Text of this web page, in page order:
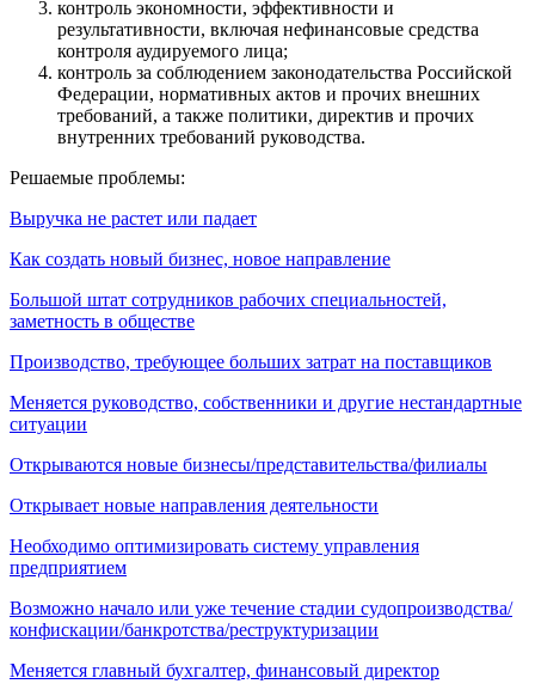
контроль экономности, эффективности и
результативности, включая нефинансовые средства
контроля аудируемого лица;
контроль за соблюдением законодательства Российской
Федерации, нормативных актов и прочих внешних
требований, а также политики, директив и прочих
внутренних требований руководства.
Решаемые проблемы:
Выручка не растет или падает
Как создать новый бизнес, новое направление
Большой штат сотрудников рабочих специальностей,
заметность в обществе
Производство, требующее больших затрат на поставщиков
Меняется руководство, собственники и другие нестандартные
ситуации
Открываются новые бизнесы/представительства/филиалы
Открывает новые направления деятельности
Необходимо оптимизировать систему управления
предприятием
Возможно начало или уже течение стадии судопроизводства/
конфискации/банкротства/реструктуризации
Меняется главный бухгалтер, финансовый директор